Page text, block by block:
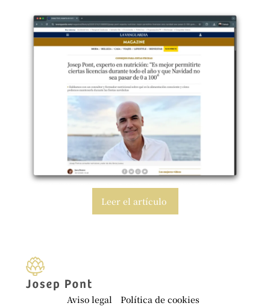
Leer el artículo
Aviso legal
Política de cookies